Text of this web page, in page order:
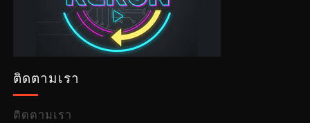
ติดตามเรา
ติดตามเรา